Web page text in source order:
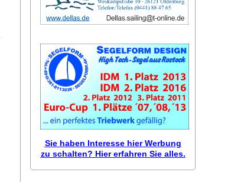
Sie haben Interesse hier Werbung
zu schalten? Hier erfahren Sie alles.